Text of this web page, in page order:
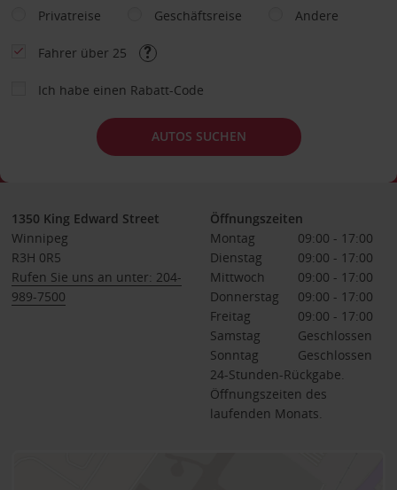
Privatreise
Geschäftsreise Andere
Fahrer über 25
Ich habe einen Rabatt-Code
AUTOS SUCHEN
1350 King Edward Street
Winnipeg
R3H 0R5
Rufen Sie uns an unter: 204-
989-7500
Öffnungszeiten
Montag
09:00 - 17:00
Dienstag
09:00 - 17:00
Mittwoch
09:00 - 17:00
Donnerstag
09:00 - 17:00
Freitag
09:00 - 17:00
Samstag
Geschlossen
Sonntag
Geschlossen
24-Stunden-Rückgabe.
Öffnungszeiten des
laufenden Monats.